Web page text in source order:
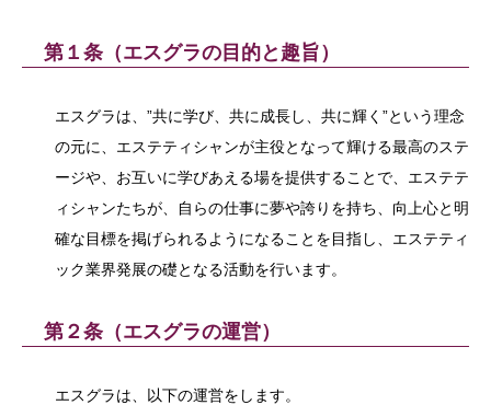
第１条（エスグラの目的と趣旨）
エスグラは、”共に学び、共に成長し、共に輝く”という理念
の元に、エステティシャンが主役となって輝ける最高のステ
ージや、お互いに学びあえる場を提供することで、エステテ
ィシャンたちが、自らの仕事に夢や誇りを持ち、向上心と明
確な目標を掲げられるようになることを目指し、エステティ
ック業界発展の礎となる活動を行います。
第２条（エスグラの運営）
エスグラは、以下の運営をします。